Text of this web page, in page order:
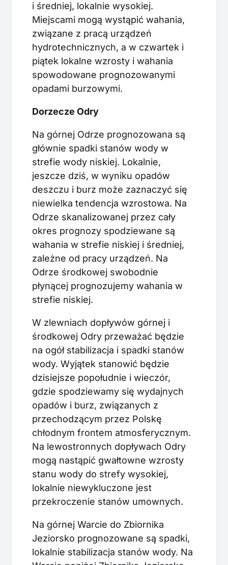
i średniej, lokalnie wysokiej.
Miejscami mogą wystąpić wahania,
związane z pracą urządzeń
hydrotechnicznych, a w czwartek i
piątek lokalne wzrosty i wahania
spowodowane prognozowanymi
opadami burzowymi.
Dorzecze Odry
Na górnej Odrze prognozowana są
głównie spadki stanów wody w
strefie wody niskiej. Lokalnie,
jeszcze dziś, w wyniku opadów
deszczu i burz może zaznaczyć się
niewielka tendencja wzrostowa. Na
Odrze skanalizowanej przez cały
okres prognozy spodziewane są
wahania w strefie niskiej i średniej,
zależne od pracy urządzeń. Na
Odrze środkowej swobodnie
płynącej prognozujemy wahania w
strefie niskiej.
W zlewniach dopływów górnej i
środkowej Odry przeważać będzie
na ogół stabilizacja i spadki stanów
wody. Wyjątek stanowić będzie
dzisiejsze popołudnie i wieczór,
gdzie spodziewamy się wydajnych
opadów i burz, związanych z
przechodzącym przez Polskę
chłodnym frontem atmosferycznym.
Na lewostronnych dopływach Odry
mogą nastąpić gwałtowne wzrosty
stanu wody do strefy wysokiej,
lokalnie niewykluczone jest
przekroczenie stanów umownych.
Na górnej Warcie do Zbiornika
Jeziorsko prognozowane są spadki,
lokalnie stabilizacja stanów wody. Na